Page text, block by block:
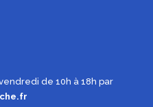
de 10h à 18h par